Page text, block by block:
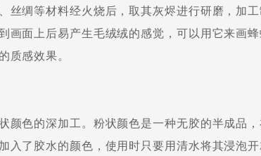
丝绸等材料经火烧后，取其灰烬进行研磨，加
画面上后易产生毛绒绒的感觉，可以用它来画
质感效果。
色的深加工。粉状颜色是一种无胶的半成品，
入了胶水的颜色，使用时只要用清水将其浸泡